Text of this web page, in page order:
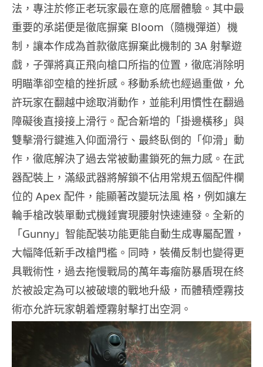
法，專注於修正老玩家最在意的底層體驗。其中最
重要的承諾便是徹底摒棄 Bloom（隨機彈道）機
制，讓本作成為首款徹底摒棄此機制的 3A 射擊遊
戲，子彈將真正飛向槍口所指的位置，徹底消除明
明瞄準卻空槍的挫折感。移動系統也經過重做，允
許玩家在翻越中途取消動作，並能利用慣性在翻過
障礙後直接接上滑行。配合新增的「掛邊橫移」與
雙擊滑行鍵進入仰面滑行、最終臥倒的「仰滑」動
作，徹底解決了過去常被動畫鎖死的無力感。在武
器配裝上，滿級武器將解鎖不佔用常規五個配件欄
位的 Apex 配件，能顯著改變玩法風 格，例如讓左
輪手槍改裝單動式機錘實現腰射快速連發。全新的
「Gunny」智能配裝功能更能自動生成專屬配置，
大幅降低新手改槍門檻。同時，裝備反制也變得更
具戰術性，過去拖慢戰局的萬年毒瘤防暴盾現在終
於被設定為可以被破壞的戰地升級，而體積煙霧技
術亦允許玩家朝着煙霧射擊打出空洞。